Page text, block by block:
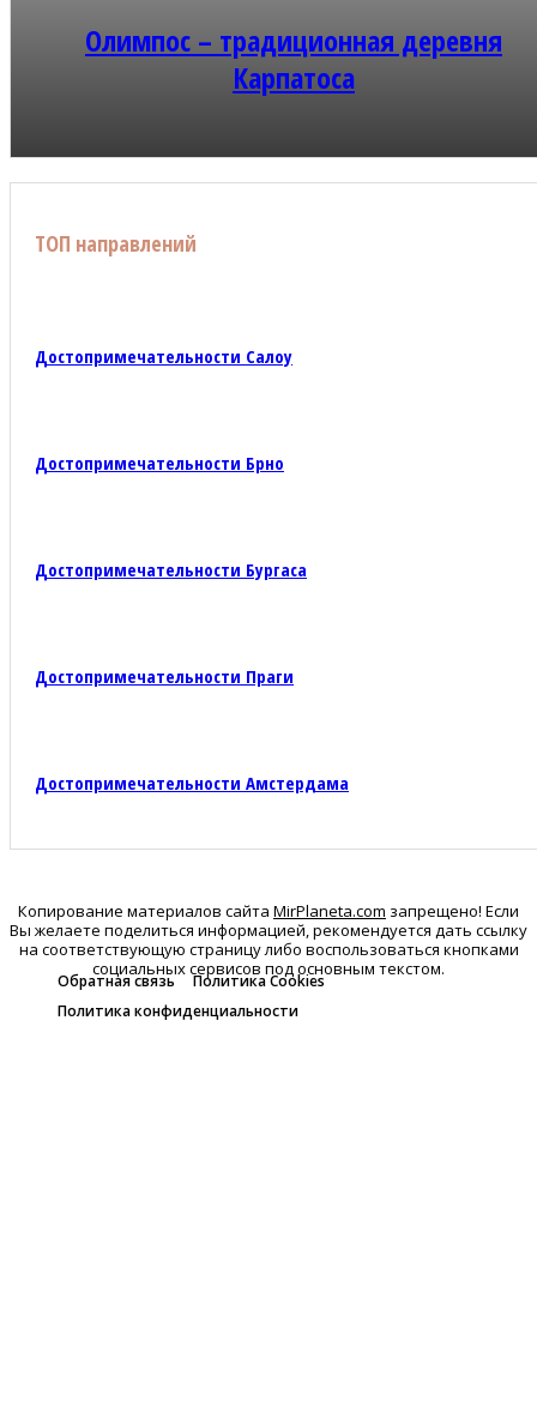
Олимпос – традиционная деревня
Карпатоса
ТОП направлений
Достопримечательности Салоу
Достопримечательности Брно
Достопримечательности Бургаса
Достопримечательности Праги
Достопримечательности Амстердама
Копирование материалов сайта MirPlaneta.com запрещено! Если
Вы желаете поделиться информацией, рекомендуется дать ссылку
на соответствующую страницу либо воспользоваться кнопками
социальных сервисов под основным текстом.
Обратная связь
Политика Cookies
Политика конфиденциальности